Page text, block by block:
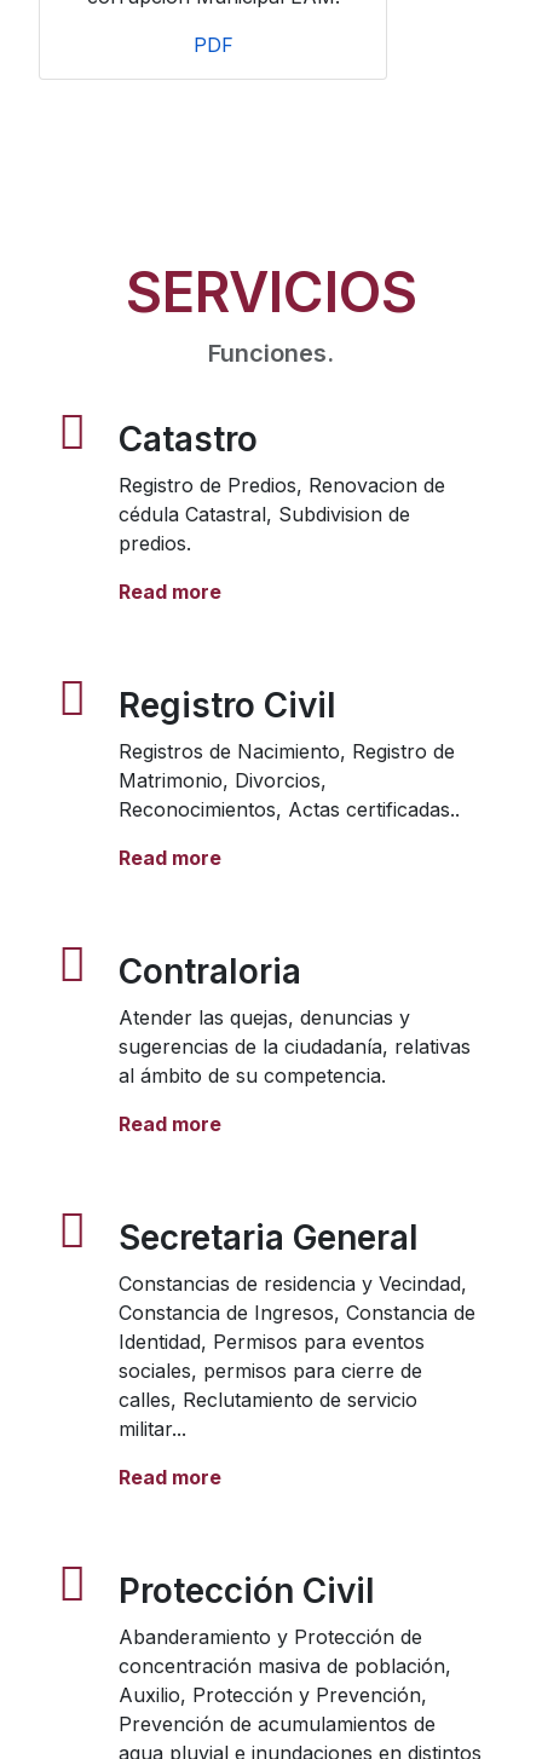
PDF
SERVICIOS
Funciones.
Catastro
Registro de Predios, Renovacion de
cédula Catastral, Subdivision de
predios.
Read more
Registro Civil
Registros de Nacimiento, Registro de
Matrimonio, Divorcios,
Reconocimientos, Actas certificadas..
Read more
Contraloria
Atender las quejas, denuncias y
sugerencias de la ciudadanía, relativas
al ámbito de su competencia.
Read more
Secretaria General
Constancias de residencia y Vecindad,
Constancia de Ingresos, Constancia de
Identidad, Permisos para eventos
sociales, permisos para cierre de
calles, Reclutamiento de servicio
militar...
Read more
Protección Civil
Abanderamiento y Protección de
concentración masiva de población,
Auxilio, Protección y Prevención,
Prevención de acumulamientos de
agua pluvial e inundaciones en distintos